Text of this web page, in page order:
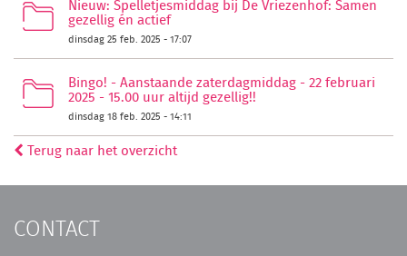
Nieuw: Spelletjesmiddag bij De Vriezenhof: Samen
gezellig én actief
dinsdag 25 feb. 2025 - 17:07
Bingo! - Aanstaande zaterdagmiddag - 22 februari
2025 - 15.00 uur altijd gezellig!!
dinsdag 18 feb. 2025 - 14:11
Terug naar het overzicht
CONTACT